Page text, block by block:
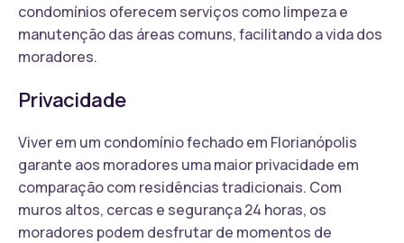
condomínios oferecem serviços como limpeza e
manutenção das áreas comuns, facilitando a vida dos
moradores.
Privacidade
Viver em um condomínio fechado em Florianópolis
garante aos moradores uma maior privacidade em
comparação com residências tradicionais. Com
muros altos, cercas e segurança 24 horas, os
moradores podem desfrutar de momentos de